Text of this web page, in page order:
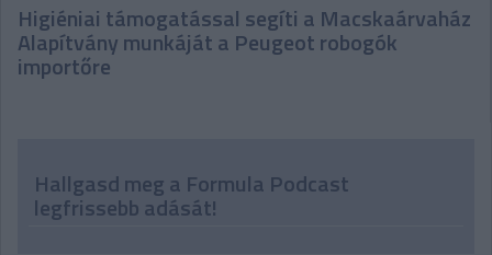
Higiéniai támogatással segíti a Macskaárvaház
Alapítvány munkáját a Peugeot robogók
importőre
Hallgasd meg a Formula Podcast
legfrissebb adását!